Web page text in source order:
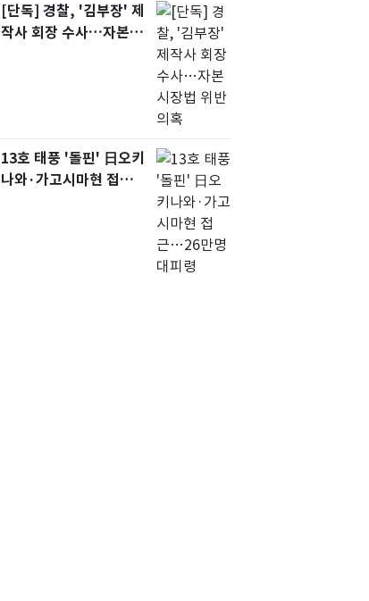
[단독] 경찰, '김부장' 제
작사 회장 수사…자본시
13호 태풍 '돌핀' 日오키
나와·가고시마현 접